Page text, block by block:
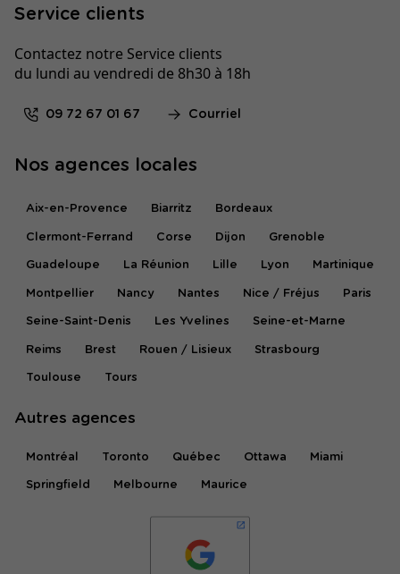
Service clients
Contactez notre Service clients
du lundi au vendredi de 8h30 à 18h
09 72 67 01 67 Courriel
Nos agences locales
Aix-en-Provence Biarritz Bordeaux
Clermont-Ferrand Corse Dijon Grenoble
Guadeloupe La Réunion Lille Lyon Martinique
Montpellier Nancy Nantes Nice / Fréjus Paris
Seine-Saint-Denis Les Yvelines Seine-et-Marne
Reims Brest Rouen / Lisieux Strasbourg
Toulouse Tours
Autres agences
Montréal Toronto Québec Ottawa Miami
Springfield Melbourne Maurice